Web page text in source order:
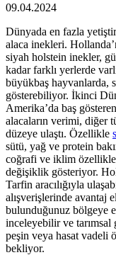
09.04.2024
Dünyada en fazla
alaca inekleri.
siyah holstein inekler,
kadar farklı yerlerde
büyükbaş hayvanlarda,
gösterebiliyor. İkinci
Amerika’da baş
alacaların verimi, diğer
düzeye ulaştı. Özellikle
sütü, yağ ve protein
coğrafi ve iklim
değişiklik gösteriyor.
Tarfin aracılığıyla
alışverişlerinde avantaj
bulunduğunuz bölgeye
inceleyebilir ve tarımsal
peşin veya hasat vadeli
bekliyor.